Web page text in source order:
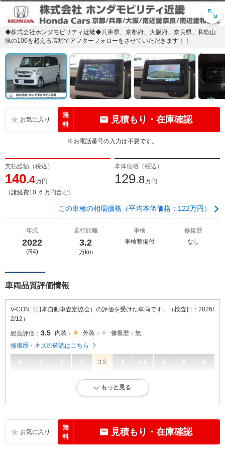
◆株式会社ホンダモビリティ近畿◆兵庫県、京都府、大阪府、奈良県、和歌山
県の100を超える店舗でアフターフォローをさせていただきます！！
無
料
見積もり・在庫確認
※お電話番号の入力は不要です。
支払総額（税込）
140.4万円
（諸経費10 .6 万円含む）
本体価格（税込）
129.8万円
この車種の相場価格（平均本体価格：122万円）
年式
2022
(R4)
走行距離
3.2
万km
車検
車検整備付
修復歴
なし
車両品質評価情報
V-CON（日本自動車査定協会）の評価を受けた車両です。（検査日：2026/
2/12）
総合評価： 3.5 内装： 外装：
修復歴：無
修復歴・キズの確認はこちら
R 1 2 3 3.5 4 4.5 5 6 S
大小の加修を必要とする箇所が数ヶ所ある状態。又は外板適用車。
補修の必要な目立つ損傷、悪臭等がないこと
もっと見る
無
料
見積もり・在庫確認